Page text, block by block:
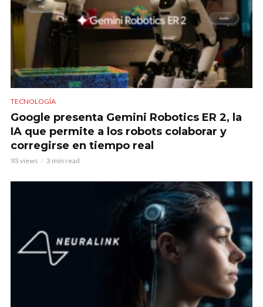
TECNOLOGÍA
Google presenta Gemini Robotics ER 2, la
IA que permite a los robots colaborar y
corregirse en tiempo real
93 views 3 min read